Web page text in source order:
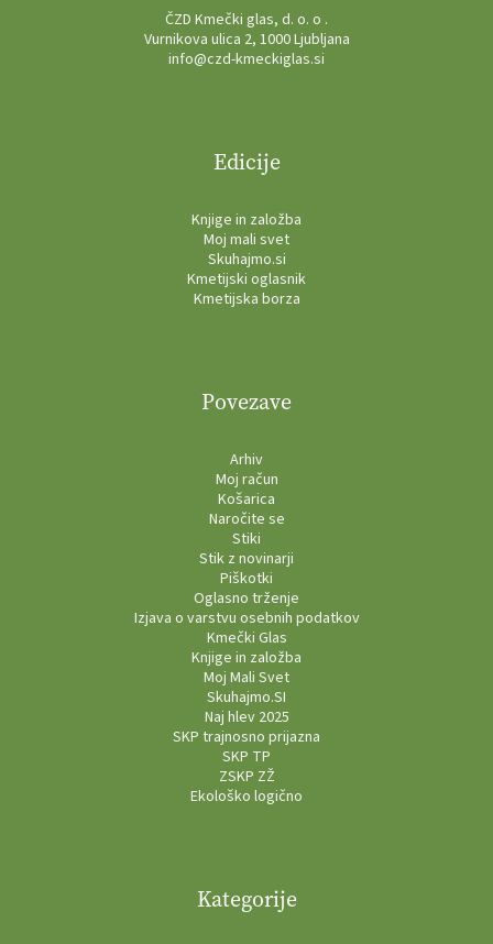
ČZD Kmečki glas, d. o. o .
Vurnikova ulica 2, 1000 Ljubljana
info@czd-kmeckiglas.si
Edicije
Knjige in založba
Moj mali svet
Skuhajmo.si
Kmetijski oglasnik
Kmetijska borza
Povezave
Arhiv
Moj račun
Košarica
Naročite se
Stiki
Stik z novinarji
Piškotki
Oglasno trženje
Izjava o varstvu osebnih podatkov
Kmečki Glas
Knjige in založba
Moj Mali Svet
Skuhajmo.SI
Naj hlev 2025
SKP trajnosno prijazna
SKP TP
ZSKP ZŽ
Ekološko logično
Kategorije